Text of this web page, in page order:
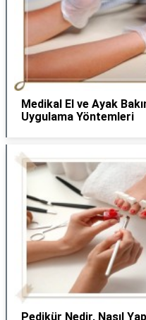
Medikal El ve Ayak
Uygulama Yöntemleri
Pedikür Nedir, Nasıl